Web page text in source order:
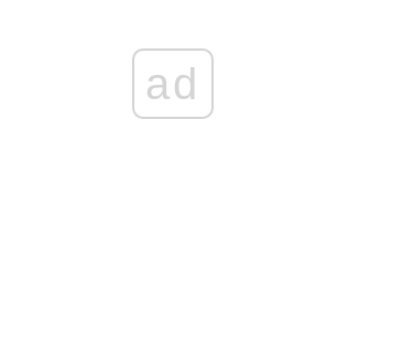
ad